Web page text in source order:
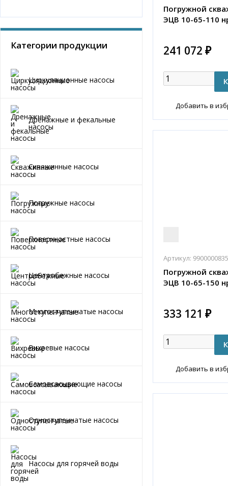
Категории продукции
Циркуляционные насосы
Дренажные и фекальные
насосы
Скважинные насосы
Погружные насосы
Поверхностные насосы
Центробежные насосы
Многоступенчатые насосы
Вихревые насосы
Самовсасывающие насосы
Одноступенчатые насосы
Насосы для горячей воды
Погружной
ЭЦВ 10-65-110
241 072 ₽
Добавить в
Артикул:
Погружной
ЭЦВ 10-65-150
333 121 ₽
Добавить в